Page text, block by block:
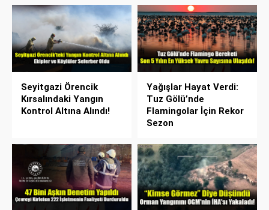
Seyitgazi Örencik
Kırsalındaki Yangın
Kontrol Altına Alındı!
Yağışlar Hayat Verdi:
Tuz Gölü’nde
Flamingolar İçin Rekor
Sezon